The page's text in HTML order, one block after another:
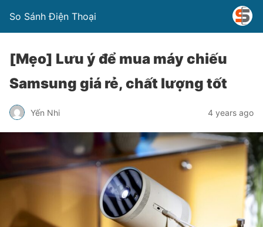
So Sánh Điện Thoại
[Mẹo] Lưu ý để mua máy chiếu
Samsung giá rẻ, chất lượng tốt
Yến Nhi 4 years ago